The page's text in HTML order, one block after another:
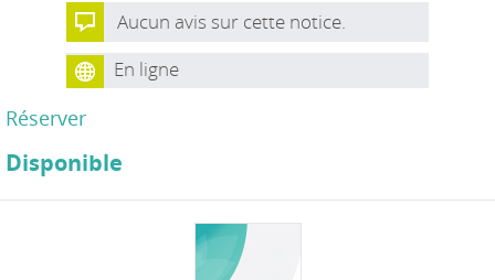
Aucun avis sur cette notice.
En ligne
Réserver
Disponible